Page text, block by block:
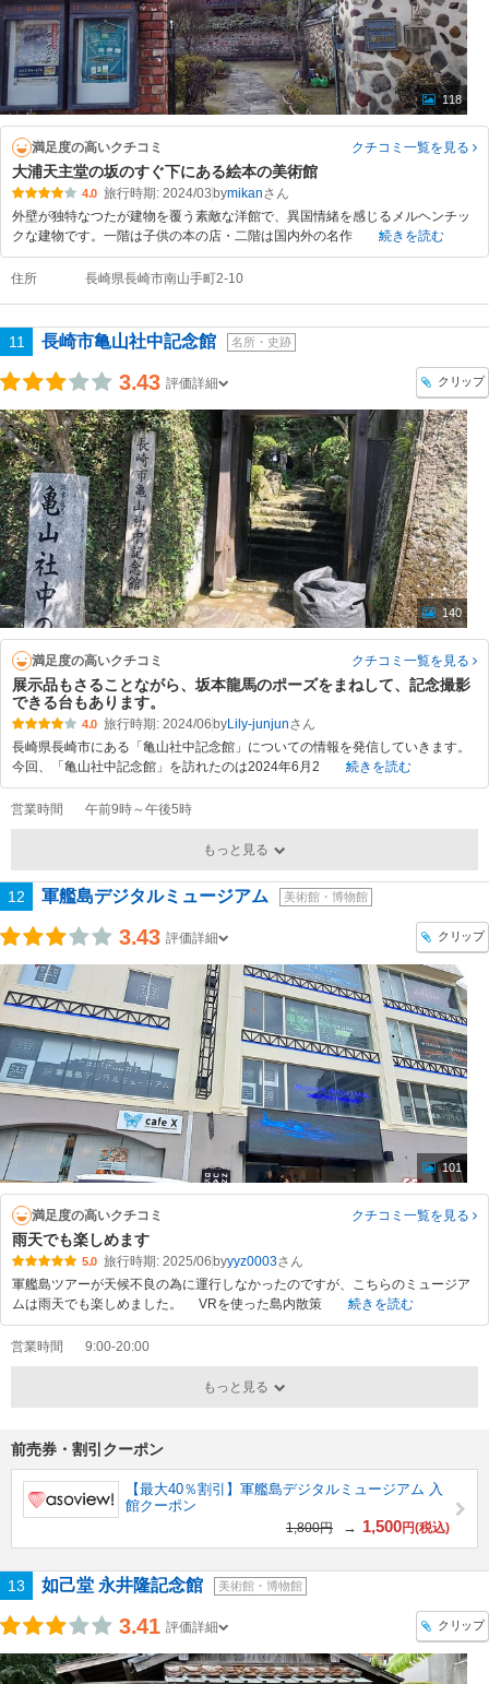
118
満足度の高いクチコミ クチコミ一覧を見る
大浦天主堂の坂のすぐ下にある絵本の美術館
4.0 旅行時期: 2024/03 bymikan
外壁が独特なつたが建物を覆う素敵な洋館で、異国情緒を感じるメルヘンチッ
クな建物です。一階は子供の本の店・二階は国内外の名作
続きを読む
住所 長崎県長崎市南山手町2-10
11 長崎市亀山社中記念館 名所・史跡
3.43 評価詳細 クリップ
140
満足度の高いクチコミ クチコミ一覧を見る
展示品もさることながら、坂本龍馬のポーズをまねして、記念撮影
できる台もあります。
4.0 旅行時期: 2024/06 byLily-junjun
長崎県長崎市にある「亀山社中記念館」についての情報を発信していきます。
今回、「亀山社中記念館」を訪れたのは2024年6月2
続きを読む
営業時間 午前9時～午後5時
もっと見る
12 軍艦島デジタルミュージアム 美術館・博物館
3.43 評価詳細 クリップ
101
満足度の高いクチコミ クチコミ一覧を見る
雨天でも楽しめます
5.0 旅行時期: 2025/06 byyyz0003
軍艦島ツアーが天候不良の為に運行しなかったのですが、こちらのミュージア
ムは雨天でも楽しめました。 VRを使った島内散策
続きを読む
営業時間 9:00-20:00
もっと見る
前売券・割引クーポン
【最大40％割引】軍艦島デジタルミュージアム 入
館クーポン
1,800円 → 1,500円(税込)
13 如己堂 永井隆記念館 美術館・博物館
3.41 評価詳細 クリップ